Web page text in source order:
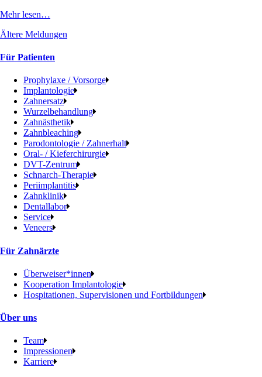
Mehr lesen…
Ältere Meldungen
Für Patienten
Prophylaxe / Vorsorge
Implantologie
Zahnersatz
Wurzelbehandlung
Zahnästhetik
Zahnbleaching
Parodontologie / Zahnerhalt
Oral- / Kieferchirurgie
DVT-Zentrum
Schnarch-Therapie
Periimplantitis
Zahnklinik
Dentallabor
Service
Veneers
Für Zahnärzte
Überweiser*innen
Kooperation Implantologie
Hospitationen, Supervisionen und Fortbildungen
Über uns
Team
Impressionen
Karriere